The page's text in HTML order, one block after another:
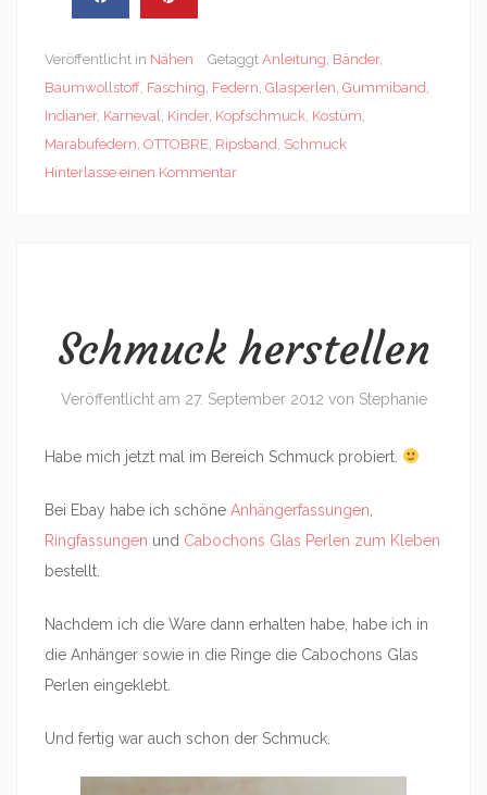
Veröffentlicht in Nähen Getaggt Anleitung, Bänder,
Baumwollstoff, Fasching, Federn, Glasperlen, Gummiband,
Indianer, Karneval, Kinder, Kopfschmuck, Kostüm,
Marabufedern, OTTOBRE, Ripsband, Schmuck
Hinterlasse einen Kommentar
Schmuck herstellen
Veröffentlicht am 27. September 2012 von Stephanie
Habe mich jetzt mal im Bereich Schmuck probiert.
Bei Ebay habe ich schöne Anhängerfassungen
Ringfassungen und Cabochons Glas Perlen zum Kleben
bestellt.
Nachdem ich die Ware dann erhalten habe, habe ich in
die Anhänger sowie in die Ringe die Cabochons Glas
Perlen eingeklebt.
Und fertig war auch schon der Schmuck.